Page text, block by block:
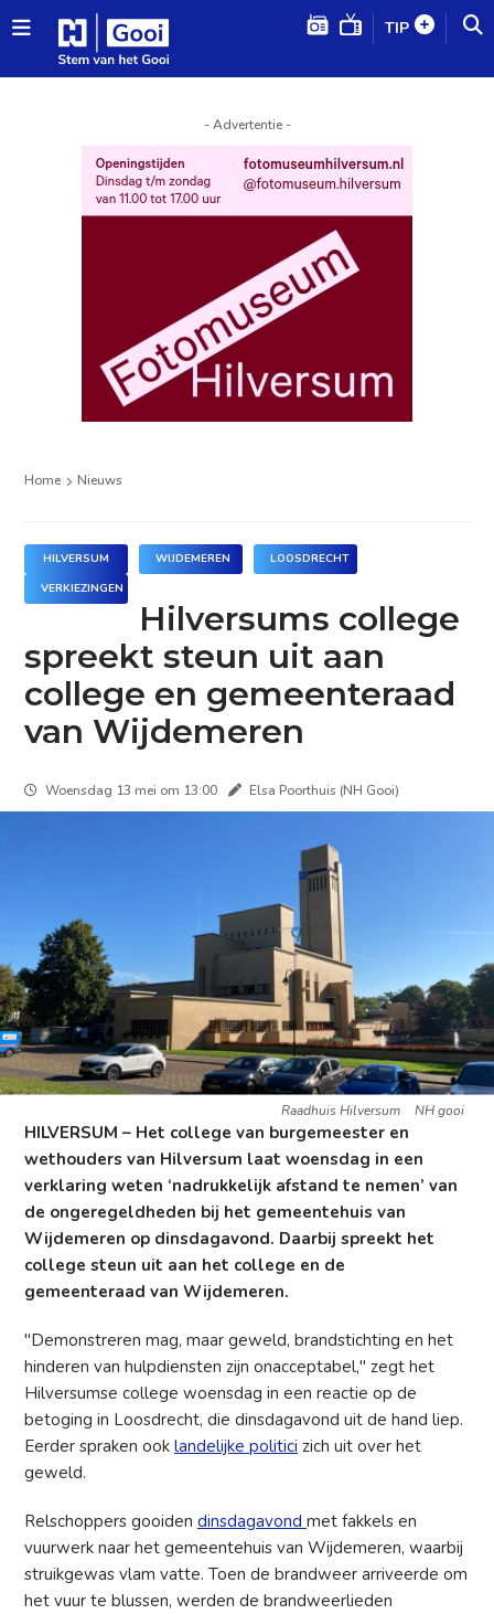
TIP
- Advertentie -
Home Nieuws
HILVERSUM WIJDEMEREN
LOOSDRECHT
VERKIEZINGEN
Hilversums college
spreekt steun uit aan
college en gemeenteraad
van Wijdemeren
Woensdag 13 mei om 13:00 Elsa Poorthuis (NH Gooi)
Raadhuis Hilversum NH gooi
HILVERSUM – Het college van burgemeester en
wethouders van Hilversum laat woensdag in een
verklaring weten ‘nadrukkelijk afstand te nemen’ van
de ongeregeldheden bij het gemeentehuis van
Wijdemeren op dinsdagavond. Daarbij spreekt het
college steun uit aan het college en de
gemeenteraad van Wijdemeren.
"Demonstreren mag, maar geweld, brandstichting en het
hinderen van hulpdiensten zijn onacceptabel," zegt het
Hilversumse college woensdag in een reactie op de
betoging in Loosdrecht, die dinsdagavond uit de hand liep.
Eerder spraken ook landelijke politici zich uit over het
geweld.
Relschoppers gooiden dinsdagavond met fakkels en
vuurwerk naar het gemeentehuis van Wijdemeren, waarbij
struikgewas vlam vatte. Toen de brandweer arriveerde om
het vuur te blussen, werden de brandweerlieden